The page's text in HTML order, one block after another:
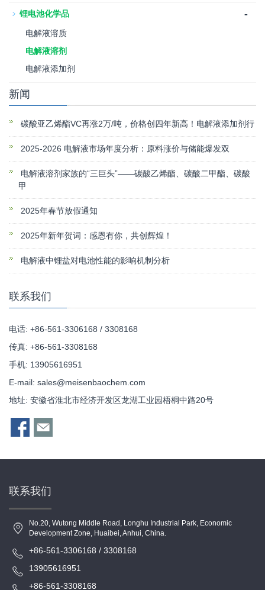
锂电池化学品 -
电解液溶质
电解液溶剂
电解液添加剂
新闻
碳酸亚乙烯酯VC再涨2万/吨，价格创四年新高！电解液添加剂行
2025-2026 电解液市场年度分析：原料涨价与储能爆发双
电解液溶剂家族的“三巨头”——碳酸乙烯酯、碳酸二甲酯、碳酸
甲
2025年春节放假通知
2025年新年贺词：感恩有你，共创辉煌！
电解液中锂盐对电池性能的影响机制分析
联系我们
电话: +86-561-3306168 / 3308168
传真: +86-561-3308168
手机: 13905616951
E-mail: sales@meisenbaochem.com
地址: 安徽省淮北市经济开发区龙湖工业园梧桐中路20号
联系我们
No.20, Wutong Middle Road, Longhu Industrial Park, Economic
Development Zone, Huaibei, Anhui, China.
+86-561-3306168 / 3308168
13905616951
+86-561-3308168